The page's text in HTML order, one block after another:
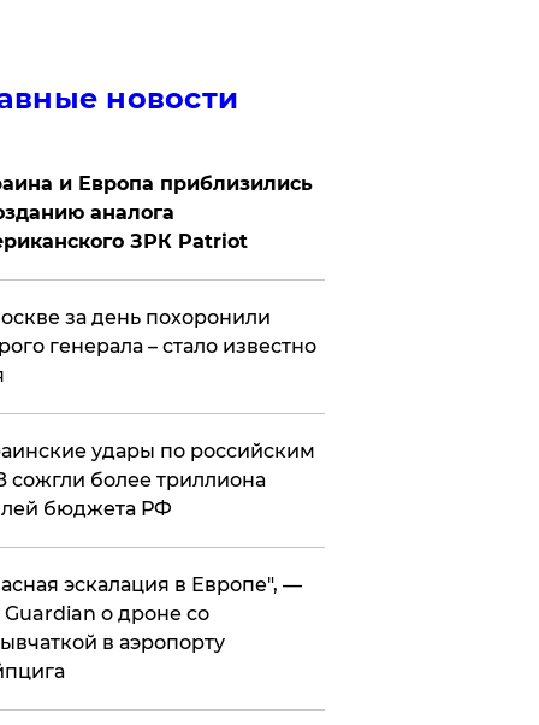
новости
и Европа приблизились
аналога
ЗРК Patriot
за день похоронили
генерала – стало известно
удары по российским
сожгли более триллиона
бюджета РФ
эскалация в Европе", —
Guardian о дроне со
в аэропорту